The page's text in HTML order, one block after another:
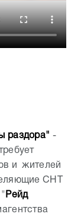
раздора" -
и жителей
СНТ
Рейд